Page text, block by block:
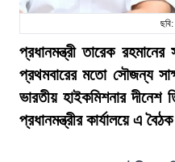
প্রধানমন্ত্রী তারেক
প্রথমবারের মতো সৌজন্য
ভারতীয় হাইকমিশনার দীনেশ
প্রধানমন্ত্রীর কার্যালয়ে এ